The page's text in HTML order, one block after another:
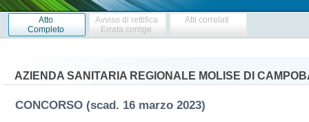
Atto
Completo
Avviso di rettifica
Errata corrige
Atti correlati
AZIENDA SANITARIA REGIONALE MOLISE DI
CONCORSO (scad. 16 marzo 2023)